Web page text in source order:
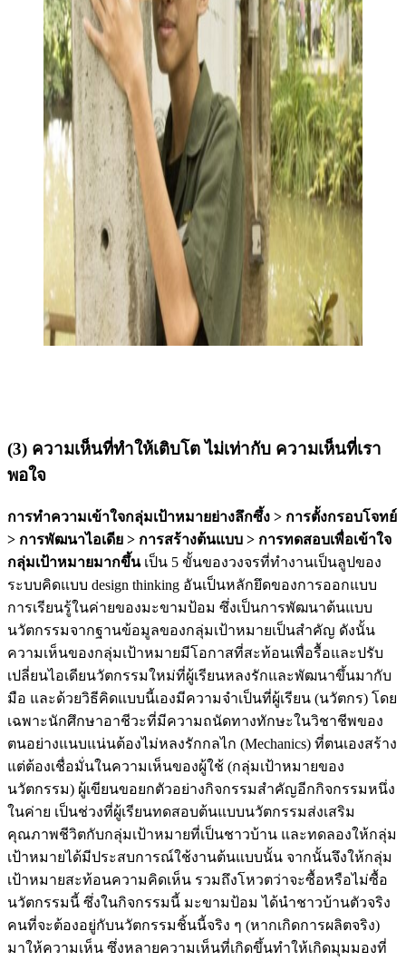
(3) ความเห็นที่ทำให้เติบโต ไม่เท่ากับ ความเห็นที่เรา
พอใจ
การทำความเข้าใจกลุ่มเป้าหมายย่างลึกซึ้ง > การตั้งกรอบโจทย์
> การพัฒนาไอเดีย > การสร้างต้นแบบ > การทดสอบเพื่อเข้าใจ
กลุ่มเป้าหมายมากขึ้นเป็น 5 ขั้นของวงจรที่ทำงานเป็นลูปของ
ระบบคิดแบบ design thinking อันเป็นหลักยึดของการออกแบบ
การเรียนรู้ในค่ายของมะขามป้อม ซึ่งเป็นการพัฒนาต้นแบบ
นวัตกรรมจากฐานข้อมูลของกลุ่มเป้าหมายเป็นสำคัญ ดังนั้น
ความเห็นของกลุ่มเป้าหมายมีโอกาสที่สะท้อนเพื่อรื้อและปรับ
เปลี่ยนไอเดียนวัตกรรมใหม่ที่ผู้เรียนหลงรักและพัฒนาขึ้นมากับ
มือ และด้วยวิธีคิดแบบนี้เองมีความจำเป็นที่ผู้เรียน (นวัตกร) โดย
เฉพาะนักศึกษาอาชีวะที่มีความถนัดทางทักษะในวิชาชีพของ
ตนอย่างแนบแน่นต้องไม่หลงรักกลไก (Mechanics) ที่ตนเองสร้าง
แต่ต้องเชื่อมั่นในความเห็นของผู้ใช้ (กลุ่มเป้าหมายของ
นวัตกรรม) ผู้เขียนขอยกตัวอย่างกิจกรรมสำคัญอีกกิจกรรมหนึ่ง
ในค่าย เป็นช่วงที่ผู้เรียนทดสอบต้นแบบนวัตกรรมส่งเสริม
คุณภาพชีวิตกับกลุ่มเป้าหมายที่เป็นชาวบ้าน และทดลองให้กลุ่ม
เป้าหมายได้มีประสบการณ์ใช้งานต้นแบบนั้น จากนั้นจึงให้กลุ่ม
เป้าหมายสะท้อนความคิดเห็น รวมถึงโหวตว่าจะซื้อหรือไม่ซื้อ
นวัตกรรมนี้ ซึ่งในกิจกรรมนี้ มะขามป้อม ได้นำชาวบ้านตัวจริง
คนที่จะต้องอยู่กับนวัตกรรมชิ้นนี้จริง ๆ (หากเกิดการผลิตจริง)
มาให้ความเห็น ซึ่งหลายความเห็นที่เกิดขึ้นทำให้เกิดมุมมองที่